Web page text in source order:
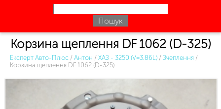
Корзина щеплення DF 1062 (D-325)
Експерт Авто-Плюс / Антон / ХАЗ - 3250 (V=3.86L) / Зчеплення /
Корзина щеплення DF 1062 (D-325)